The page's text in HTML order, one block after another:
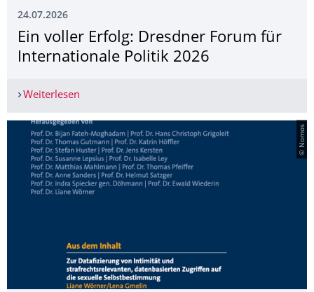
24.07.2026
Ein voller Erfolg: Dresdner Forum für
Internationale Politik 2026
Weiterlesen
© Nomos